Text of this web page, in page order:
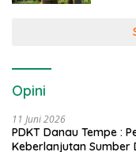
Opini
11 Juni 2026
PDKT Danau Tempe :
Keberlanjutan Sumber